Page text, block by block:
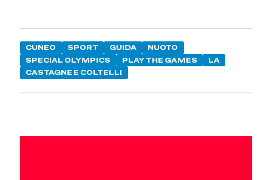
CUNEO SPORT GUIDA
NUOTO
SPECIAL OLYMPICS
PLAY THE GAMES
LA
CASTAGNE E COLTELLI